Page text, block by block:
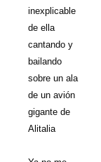
inexplicable
de ella
cantando y
bailando
sobre un ala
de un avión
gigante de
Alitalia